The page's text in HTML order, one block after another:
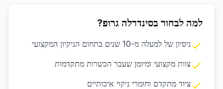
למה לבחור בסינדרלה גרופ?
ניסיון של למעלה מ-10 שנים בתחום הניקיון המקצועי
צוות מקצועי ומיומן שעבר הכשרות מתקדמות
ציוד מתקדם וחומרי ניקוי איכותיים